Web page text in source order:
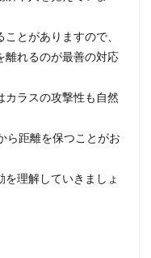
とがありますので、
離れるのが最善の対応
カラスの攻撃性も自然
ら距離を保つことがお
理解していきましょ